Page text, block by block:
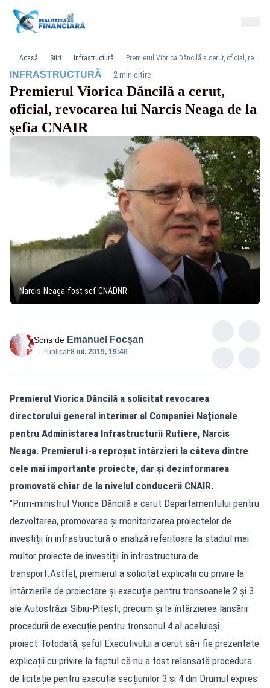
Acasă Știri Infrastructură Premierul Viorica Dăncilă a cerut, oficial, revocarea lui Narcis Neaga de la şefia CNAIR
INFRASTRUCTURĂ· 2 min citire
Premierul Viorica Dăncilă a cerut,
oficial, revocarea lui Narcis Neaga de la
şefia CNAIR
Narcis-Neaga-fost sef CNADNR
Scris de Emanuel Focșan
Publicat:8 iul. 2019, 19:46
Premierul Viorica Dăncilă a solicitat revocarea
directorului general interimar al Companiei Naţionale
pentru Administarea Infrastructurii Rutiere, Narcis
Neaga. Premierul i-a reproşat întârzieri la câteva dintre
cele mai importante proiecte, dar şi dezinformarea
promovată chiar de la nivelul conducerii CNAIR.
"Prim-ministrul Viorica Dăncilă a cerut Departamentului pentru
dezvoltarea, promovarea și monitorizarea proiectelor de
investiții în infrastructură o analiză referitoare la stadiul mai
multor proiecte de investiții în infrastructura de
transport.Astfel, premierul a solicitat explicații cu privire la
întârzierile de proiectare și execuție pentru tronsoanele 2 și 3
ale Autostrăzii Sibiu-Pitești, precum și la întârzierea lansării
procedurii de execuție pentru tronsonul 4 al aceluiași
proiect.Totodată, șeful Executivului a cerut să-i fie prezentate
explicații cu privire la faptul că nu a fost relansată procedura
de licitație pentru execuția secțiunilor 3 și 4 din Drumul expres